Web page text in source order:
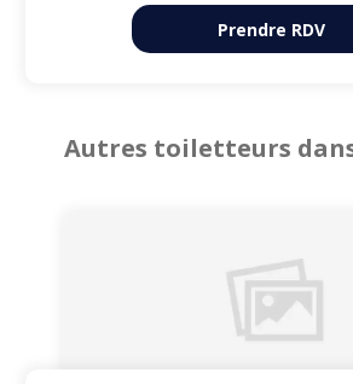
Prendre RDV
Autres toiletteurs